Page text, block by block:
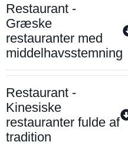
Restaurant -
Græske
restauranter med
middelhavsstemning
Restaurant -
Kinesiske
restauranter fulde af
tradition